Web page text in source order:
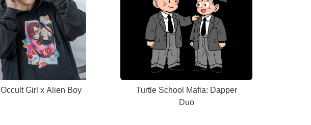
Occult Girl x Alien Boy
Turtle School Mafia: Dapper
Duo